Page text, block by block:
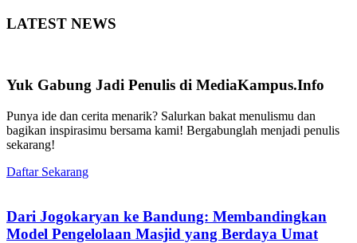
LATEST NEWS
Yuk Gabung Jadi Penulis di MediaKampus.Info
Punya ide dan cerita menarik? Salurkan bakat menulismu dan
bagikan inspirasimu bersama kami! Bergabunglah menjadi penulis
sekarang!
Daftar Sekarang
Dari Jogokaryan ke Bandung: Membandingkan
Model Pengelolaan Masjid yang Berdaya Umat